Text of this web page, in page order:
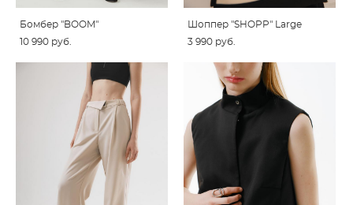
Бомбер "BOOM"
10 990 pуб.
Шоппер "SHOPP" Large
3 990 pуб.